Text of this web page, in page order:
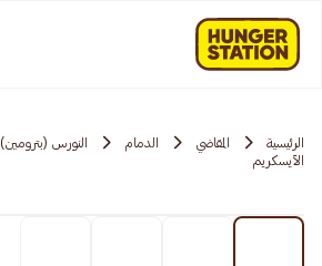
الرئيسية المقاضي الدمام النورس (بترومين)
الآيسكريم